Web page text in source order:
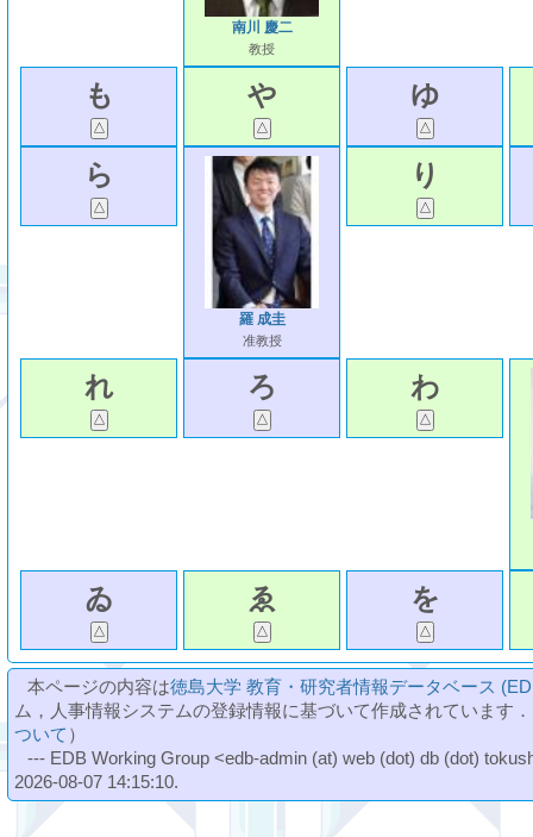
南川 慶二
教授
も や ゆ
ら
羅 成圭
准教授
り
れ ろ わ
ゐ ゑ を
本ページの内容は徳島大学 教育・研究者情報データベース
ム，人事情報システムの登録情報に基づいて作成されています
ついて ）
--- EDB Working Group <edb-admin (at) web (dot) db (dot)
2026-08-07 14:15:10.